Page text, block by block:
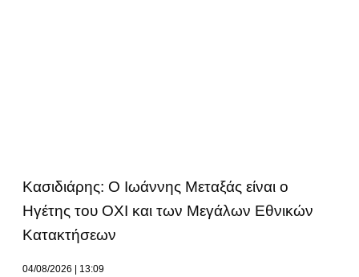
Κασιδιάρης: Ο Ιωάννης Μεταξάς είναι ο
Ηγέτης του ΟΧΙ και των Μεγάλων Εθνικών
Κατακτήσεων
04/08/2026 13:09